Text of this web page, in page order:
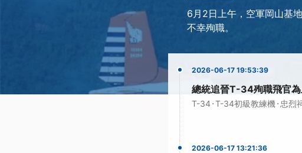
6月2日上午，空軍岡山基
不幸殉職。
2026-06-17 19:53:39
總統追晉T-34殉職飛官
T-34 ·T-34初級教練機 · 忠烈
2026-06-17 13:21:36